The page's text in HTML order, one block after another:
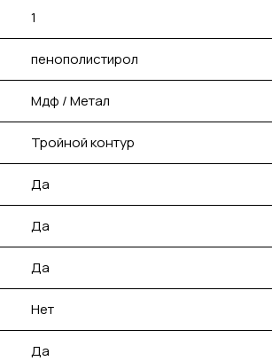
1
пенополистирол
Мдф / Метал
Тройной контур
Да
Да
Да
Нет
Да